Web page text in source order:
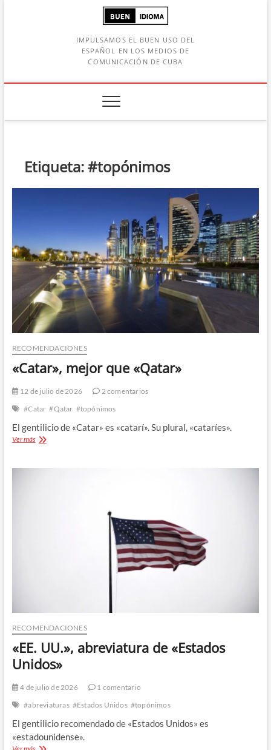
IMPULSAMOS EL BUEN USO DEL
ESPAÑOL EN LOS MEDIOS DE
COMUNICACIÓN DE CUBA
Etiqueta:#topónimos
RECOMENDACIONES
«Catar», mejor que «Qatar»
12 de julio de 2026
2 comentarios
#Catar #Qatar #topónimos
El gentilicio de «Catar» es «catarí». Su plural, «cataríes».
Ver más«Catar»,
RECOMENDACIONES
«EE. UU.», abreviatura de «Estados
Unidos»
4 de julio de 2026
1 comentario
#abreviaturas #Estados Unidos #topónimos
El gentilicio recomendado de «Estados Unidos» es
«estadounidense».
«EE.